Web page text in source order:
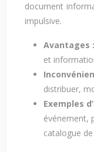
document
impulsive.
Avantages :
et
distribuer,
Exemples
événement,
catalogue